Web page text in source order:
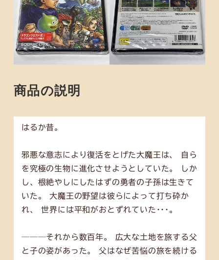
商品の説明
はるか昔。
邪悪な意志により復活をとげた大魔王は、 自ら
を究極の生物に進化させようとしていた。 しか
し、根絶やしにしたはずの勇者の子孫は生きて
いた。 大魔王の野望は彼らによって打ち砕か
れ、 世界には平和がおとずれていた･･･。
───それから数百年。 広大な土地を旅する父
と子の姿があった。 父はなぜ苦悩の旅を続ける